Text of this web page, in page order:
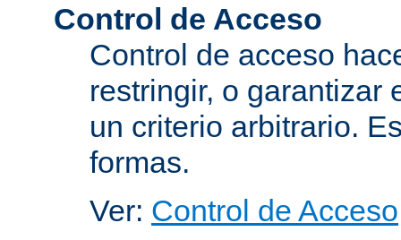
Control de Acceso
Control de acceso
restringir, o garantizar
un criterio arbitrario.
formas.
Ver: Control de Acceso